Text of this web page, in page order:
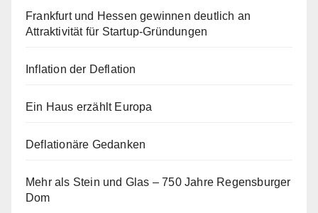
Frankfurt und Hessen gewinnen deutlich an
Attraktivität für Startup-Gründungen
Inflation der Deflation
Ein Haus erzählt Europa
Deflationäre Gedanken
Mehr als Stein und Glas – 750 Jahre Regensburger
Dom